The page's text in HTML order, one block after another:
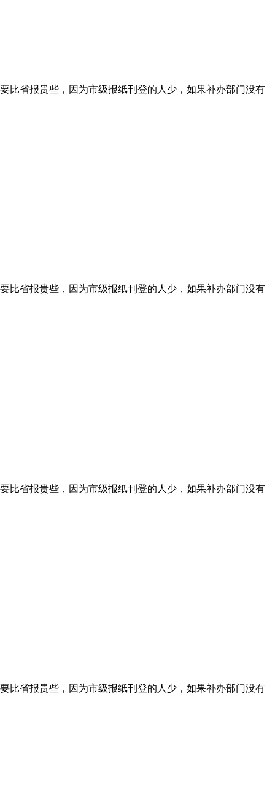
比省报贵些，因为市级报纸刊登的人少，如果补办部门没有
比省报贵些，因为市级报纸刊登的人少，如果补办部门没有
比省报贵些，因为市级报纸刊登的人少，如果补办部门没有
比省报贵些，因为市级报纸刊登的人少，如果补办部门没有